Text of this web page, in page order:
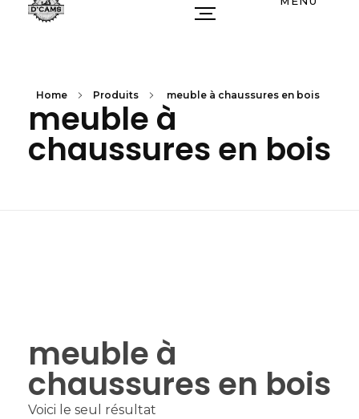
Home Produits meuble à chaussures en bois
meuble à
chaussures en bois
meuble à
chaussures en bois
Voici le seul résultat